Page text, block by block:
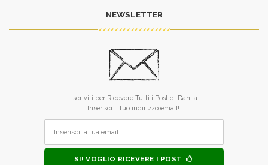
NEWSLETTER
Iscriviti per Ricevere Tutti i Post di Danila
Inserisci il tuo indirizzo email!.
SI! VOGLIO RICEVERE I POST